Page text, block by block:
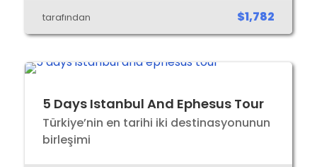
tarafından $1,782
5 Days Istanbul And Ephesus Tour
Türkiye’nin en tarihi iki destinasyonunun
birleşimi